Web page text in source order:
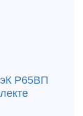
Р65ВП